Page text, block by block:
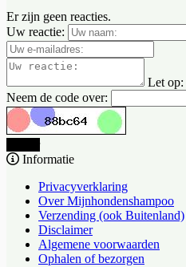
Er zijn geen reacties.
Uw reactie:
Let op:
Neem de code over:
Informatie
Privacyverklaring
Over Mijnhondenshampoo
Verzending (ook Buitenland)
Disclaimer
Algemene voorwaarden
Ophalen of bezorgen